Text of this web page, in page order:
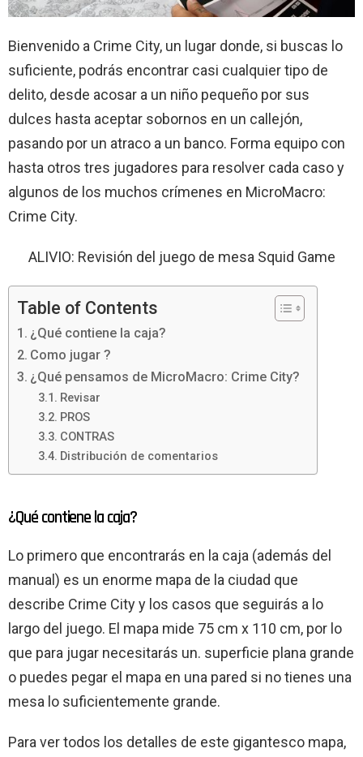
Bienvenido a Crime City, un lugar donde, si buscas lo
suficiente, podrás encontrar casi cualquier tipo de
delito, desde acosar a un niño pequeño por sus
dulces hasta aceptar sobornos en un callejón,
pasando por un atraco a un banco. Forma equipo con
hasta otros tres jugadores para resolver cada caso y
algunos de los muchos crímenes en MicroMacro:
Crime City.
ALIVIO: Revisión del juego de mesa Squid Game
Table of Contents
¿Qué contiene la caja?
Como jugar ?
¿Qué pensamos de MicroMacro: Crime City?
Revisar
PROS
CONTRAS
Distribución de comentarios
¿Qué contiene la caja?
Lo primero que encontrarás en la caja (además del
manual) es un enorme mapa de la ciudad que
describe Crime City y los casos que seguirás a lo
largo del juego. El mapa mide 75 cm x 110 cm, por lo
que para jugar necesitarás un. superficie plana grande
o puedes pegar el mapa en una pared si no tienes una
mesa lo suficientemente grande.
Para ver todos los detalles de este gigantesco mapa,